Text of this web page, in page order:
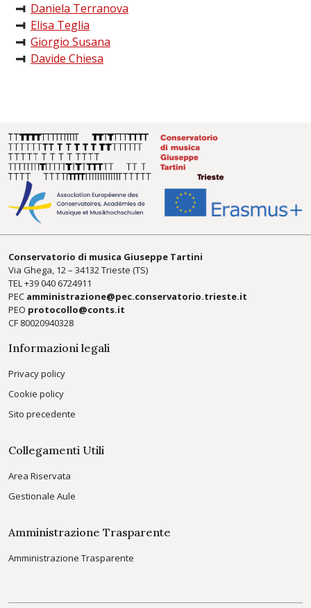
Daniela Terranova
Elisa Teglia
Giorgio Susana
Davide Chiesa
Conservatorio di musica Giuseppe Tartini
Via Ghega, 12 – 34132 Trieste (TS)
TEL +39040 6724911
PEC amministrazione@pec.conservatorio.trieste.it
PEO protocollo@conts.it
CF 80020940328
Informazioni legali
Privacy policy
Cookie policy
Sito precedente
Collegamenti Utili
Area Riservata
Gestionale Aule
Amministrazione Trasparente
Amministrazione Trasparente